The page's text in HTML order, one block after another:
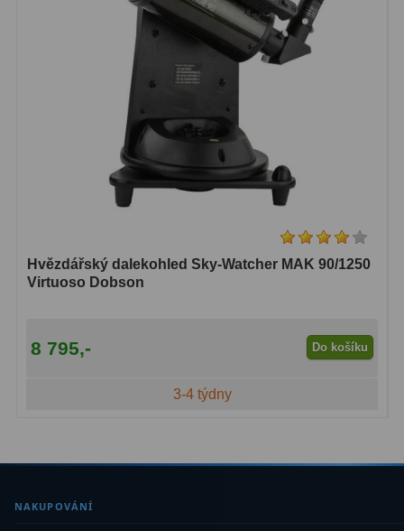
Hvězdářský dalekohled Sky-Watcher MAK 90/1250
Virtuoso Dobson
8 795,- Do košíku
3-4 týdny
NAKUPOVÁNÍ